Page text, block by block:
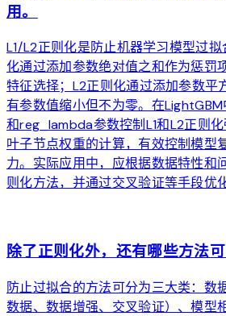
用。
L1/L2正则化是防止机器学习模型过拟
化通过添加参数绝对值之和作为惩罚
特征选择；L2正则化通过添加参数平
有参数值缩小但不为零。在
和reg_lambda参数控制L1和L2正则
叶子节点权重的计算，有效控制模型
力。实际应用中，应根据数据特性和
则化方法，并通过交叉验证等手段优
除了正则化外，还有哪些方法
防止过拟合的方法可分为三大类：数
数据、数据增强、交叉验证）、模型